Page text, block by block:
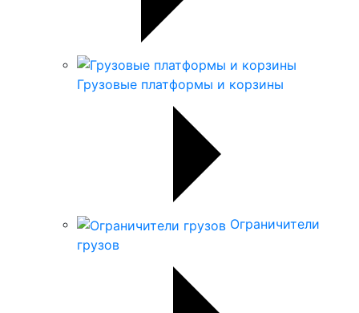
Грузовые платформы и корзины
Ограничители
грузов